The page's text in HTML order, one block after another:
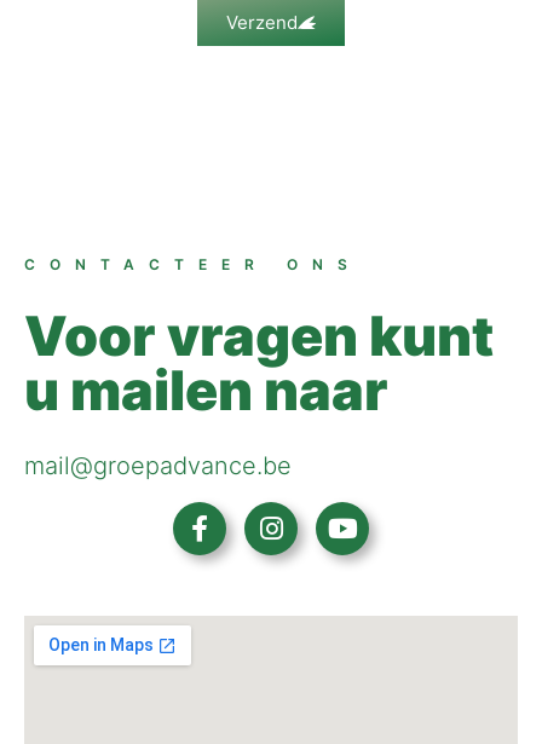
Verzend
CONTACTEER ONS
Voor vragen kunt
u mailen naar
mail@groepadvance.be